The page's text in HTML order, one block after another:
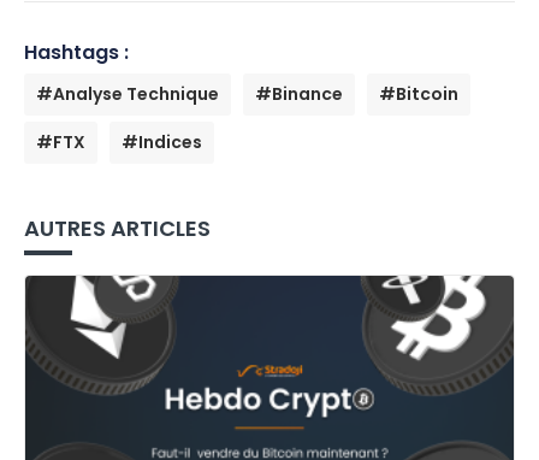
Hashtags :
#Analyse Technique #Binance
#Bitcoin
#FTX
#Indices
AUTRES ARTICLES